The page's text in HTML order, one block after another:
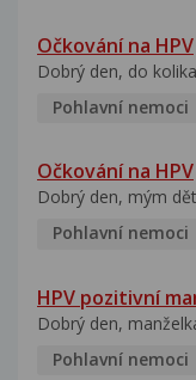
Očkování na HPV
Dobrý den, do
Pohlavní nemoci
Očkování na HPV
Dobrý den, mým
Pohlavní nemoci
HPV pozitivní
Dobrý den,
Pohlavní nemoci